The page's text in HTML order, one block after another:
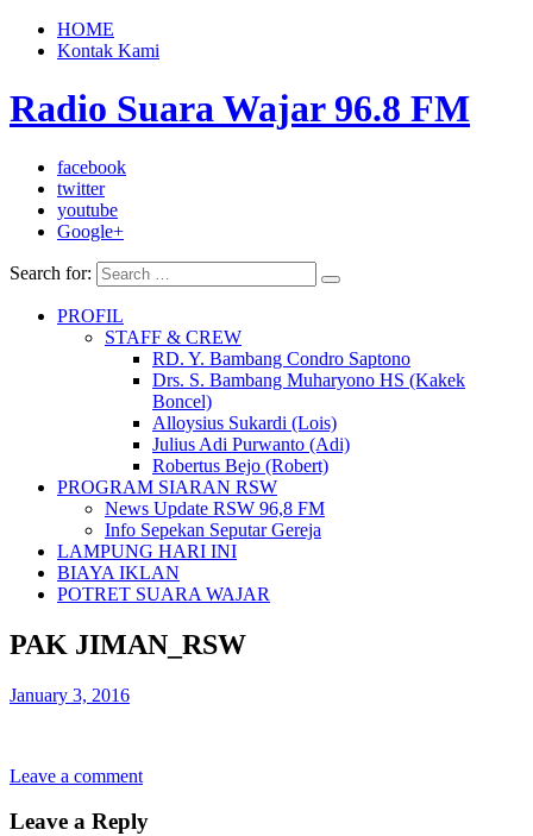
HOME
Kontak Kami
Radio Suara Wajar 96.8 FM
facebook
twitter
youtube
Google+
Search for:
PROFIL
STAFF & CREW
RD. Y. Bambang Condro Saptono
Drs. S. Bambang Muharyono HS (Kakek
Boncel)
Alloysius Sukardi (Lois)
Julius Adi Purwanto (Adi)
Robertus Bejo (Robert)
PROGRAM SIARAN RSW
News Update RSW 96,8 FM
Info Sepekan Seputar Gereja
LAMPUNG HARI INI
BIAYA IKLAN
POTRET SUARA WAJAR
PAK JIMAN_RSW
January 3, 2016
Leave a comment
Leave a Reply